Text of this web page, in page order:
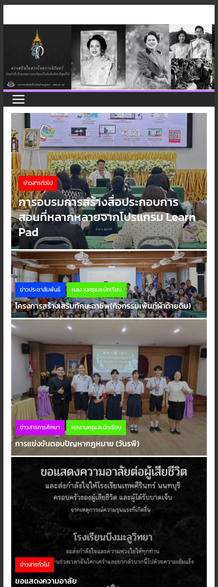
ข่าวสารทั่วไป
การอบรมการสร้างสื่อประกอบการ
สอนที่หลากหลายจากโปรแกรม Learn
Pad
ข่าวประชาสัมพันธ์ ผลงานครูและนักเรียน
โครงการสร้างเสริมทักษะอาชีพ(กิจกรรมเพ้นท์ผ้าด้ายดิบ)
ข่าวสารการศึกษา ผลงานครูและนักเรียน
การแข่งขันตอบปัญหากฎหมาย (วันรพี)
ข่าวสารทั่วไป
ขอแสดงความอาลัย